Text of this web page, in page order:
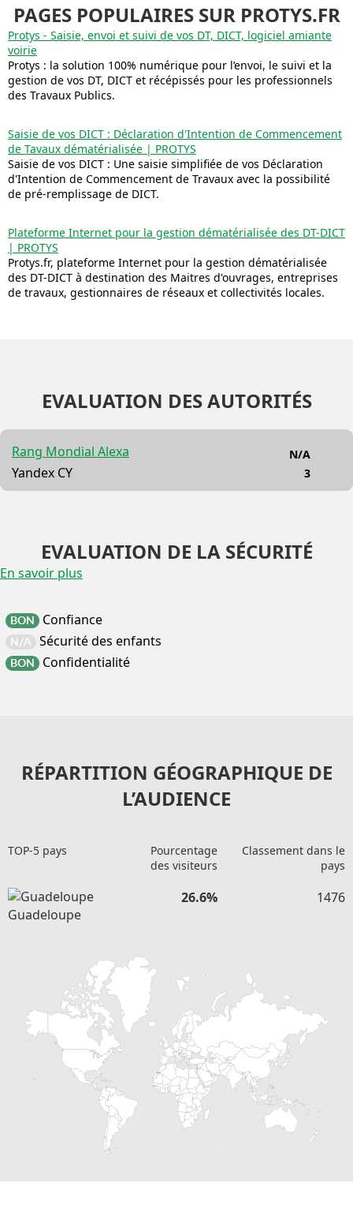
PAGES POPULAIRES SUR PROTYS.FR
Protys - Saisie, envoi et suivi de vos DT, DICT, logiciel amiante
voirie
Protys : la solution 100% numérique pour l’envoi, le suivi et la
gestion de vos DT, DICT et récépissés pour les professionnels
des Travaux Publics.
Saisie de vos DICT : Déclaration d'Intention de Commencement
de Tavaux dématérialisée | PROTYS
Saisie de vos DICT : Une saisie simplifiée de vos Déclaration
d'Intention de Commencement de Travaux avec la possibilité
de pré-remplissage de DICT.
Plateforme Internet pour la gestion dématérialisée des DT-DICT
| PROTYS
Protys.fr, plateforme Internet pour la gestion dématérialisée
des DT-DICT à destination des Maitres d'ouvrages, entreprises
de travaux, gestionnaires de réseaux et collectivités locales.
EVALUATION DES AUTORITÉS
Rang Mondial Alexa
Yandex CY
N/A
3
EVALUATION DE LA SÉCURITÉ
En savoir plus
BON Confiance
N/A Sécurité des enfants
BON Confidentialité
RÉPARTITION GÉOGRAPHIQUE DE
L’AUDIENCE
TOP-5 pays
Pourcentage
des visiteurs
Classement dans le
pays
Guadeloupe
26.6% 1476